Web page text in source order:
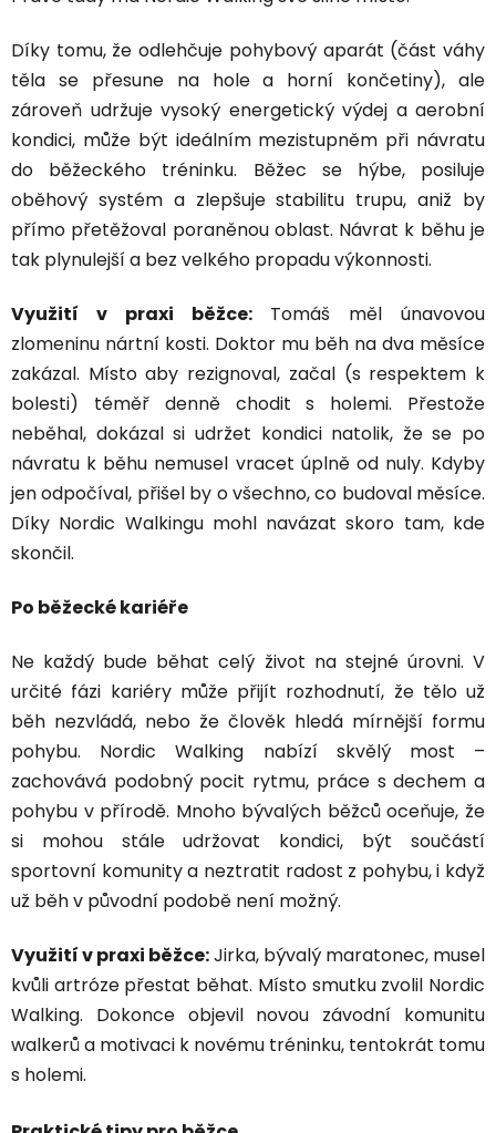
Díky tomu, že odlehčuje pohybový aparát (část váhy
těla se přesune na hole a horní končetiny), ale
zároveň udržuje vysoký energetický výdej a aerobní
kondici, může být ideálním mezistupněm při návratu
do běžeckého tréninku. Běžec se hýbe, posiluje
oběhový systém a zlepšuje stabilitu trupu, aniž by
přímo přetěžoval poraněnou oblast. Návrat k běhu je
tak plynulejší a bez velkého propadu výkonnosti.
Využití v praxi běžce:Tomáš měl únavovou
zlomeninu nártní kosti. Doktor mu běh na dva měsíce
zakázal. Místo aby rezignoval, začal (s respektem k
bolesti) téměř denně chodit s holemi. Přestože
neběhal, dokázal si udržet kondici natolik, že se po
návratu k běhu nemusel vracet úplně od nuly. Kdyby
jen odpočíval, přišel by o všechno, co budoval měsíce.
Díky Nordic Walkingu mohl navázat skoro tam, kde
skončil.
Po běžecké kariéře
Ne každý bude běhat celý život na stejné úrovni. V
určité fázi kariéry může přijít rozhodnutí, že tělo už
běh nezvládá, nebo že člověk hledá mírnější formu
pohybu. Nordic Walking nabízí skvělý most –
zachovává podobný pocit rytmu, práce s dechem a
pohybu v přírodě. Mnoho bývalých běžců oceňuje, že
si mohou stále udržovat kondici, být součástí
sportovní komunity a neztratit radost z pohybu, i když
už běh v původní podobě není možný.
Využití v praxi běžce:Jirka, bývalý maratonec, musel
kvůli artróze přestat běhat. Místo smutku zvolil Nordic
Walking. Dokonce objevil novou závodní komunitu
walkerů a motivaci k novému tréninku, tentokrát tomu
s holemi.